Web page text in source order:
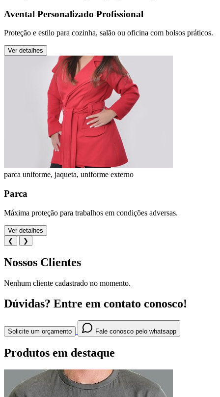
Avental Personalizado Profissional
Proteção e estilo para cozinha, salão ou oficina com bolsos práticos.
Ver detalhes
parca uniforme, jaqueta, uniforme externo
Parca
Máxima proteção para trabalhos em condições adversas.
Ver detalhes
❮
❯
Nossos Clientes
Nenhum cliente cadastrado no momento.
Dúvidas? Entre em contato conosco!
Solicite um orçamento Fale conosco pelo whatsapp
Produtos em destaque